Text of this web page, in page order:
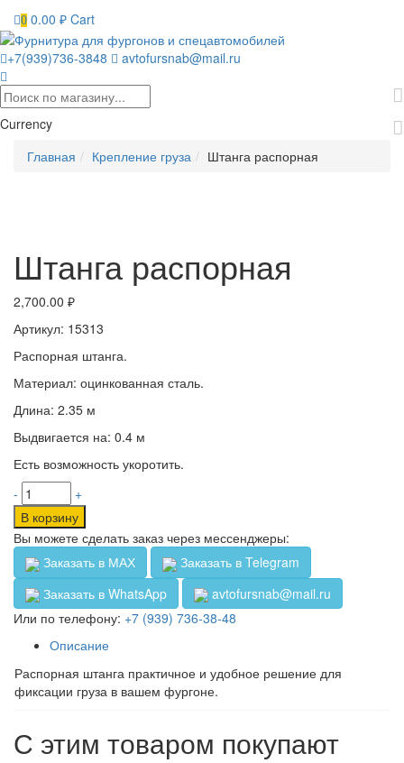
0 0.00 ₽ Cart
+7(939)736-3848 avtofursnab@mail.ru
Currency
Главная
Крепление груза Штанга распорная
Штанга распорная
2,700.00 ₽
Артикул: 15313
Распорная штанга.
Материал: оцинкованная сталь.
Длина: 2.35 м
Выдвигается на: 0.4 м
Есть возможность укоротить.
-
+
В корзину
Вы можете сделать заказ через мессенджеры:
Заказать в МАХ
Заказать в Telegram
Заказать в WhatsApp
avtofursnab@mail.ru
Или по телефону: +7 (939) 736-38-48
Описание
Распорная штанга практичное и удобное решение для
фиксации груза в вашем фургоне.
С этим товаром покупают